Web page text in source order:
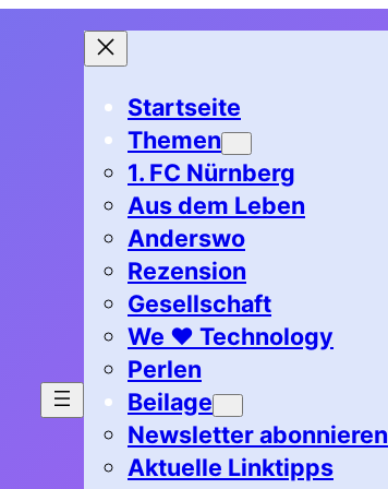
Startseite
Themen
1. FC Nürnberg
Aus dem Leben
Anderswo
Rezension
Gesellschaft
We ♥ Technology
Perlen
Beilage
Newsletter abonnieren
Aktuelle Linktipps